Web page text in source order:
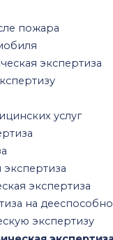
пожара
экспертиза
услуг
экспертиза
на
экспертизу
обвиняемого
потерпевшего
для работы